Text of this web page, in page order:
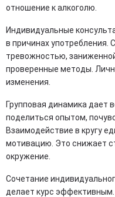
отношение к алкоголю.
Индивидуальные
в причинах употребления.
тревожностью,
проверенные методы.
изменения.
Групповая динамика дает
поделиться опытом,
Взаимодействие в кругу
мотивацию. Это снижает
окружение.
Сочетание
делает курс